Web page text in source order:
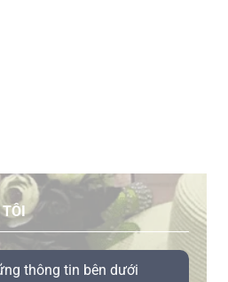
TÔI
thông tin bên dưới